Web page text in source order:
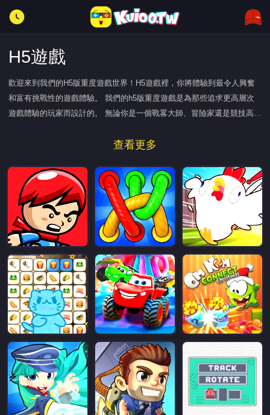
H5遊戲
歡迎來到我們的H5版重度遊戲世界！H5遊戲裡，你將體驗到最令人興奮
和富有挑戰性的遊戲體驗。 我們的h5版重度遊戲是為那些追求更高層次
遊戲體驗的玩家而設計的。 無論你是一個戰畧大師、冒險家還是競技高
查看更多